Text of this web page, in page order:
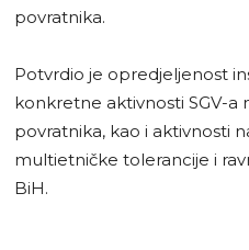
povratnika.
Potvrdio je opredjeljenost
konkretne aktivnosti SGV-a
povratnika, kao i aktivnosti
multietničke tolerancije i
BiH.